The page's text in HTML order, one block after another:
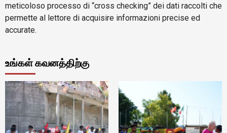
meticoloso processo di “cross checking” dei dati raccolti che
permette al lettore di acquisire informazioni precise ed
accurate.
உங்கள் கவனத்திற்கு